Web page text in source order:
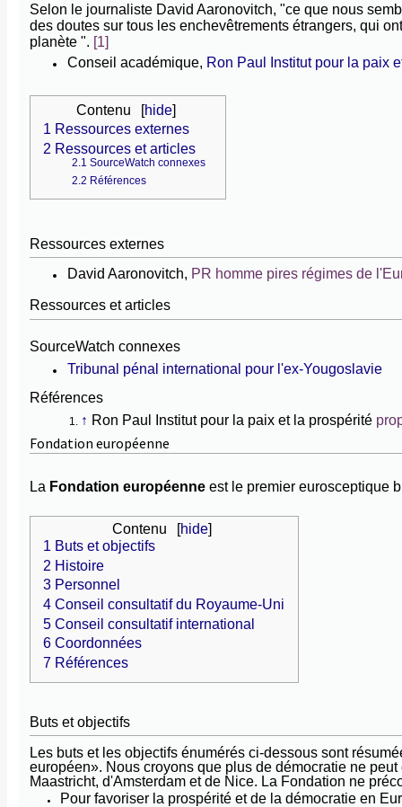
Selon le journaliste David Aaronovitch, "ce que nous
des doutes sur tous les enchevêtrements étrangers, qui
planète ". [1]
Conseil académique, Ron Paul Institut pour la paix
Contenu hide]
1 Ressources externes
2 Ressources et articles
2.1 SourceWatch connexes
2.2 Références
Ressources externes
David Aaronovitch, PR homme pires régimes de
Ressources et articles
SourceWatch connexes
Tribunal pénal international pour l'ex-Yougoslavie
Références
↑ Ron Paul Institut pour la paix et la prospérité
Fondation européenne
La Fondation européenneest le premier eurosceptique
Contenu [hide]
1 Buts et objectifs
2 Histoire
3 Personnel
4 Conseil consultatif du Royaume-Uni
5 Conseil consultatif international
6 Coordonnées
7 Références
Buts et objectifs
Les buts et les objectifs énumérés ci-dessous sont
européen». Nous croyons que plus de démocratie ne
Maastricht, d'Amsterdam et de Nice. La Fondation ne
Pour favoriser la prospérité et de la démocratie en